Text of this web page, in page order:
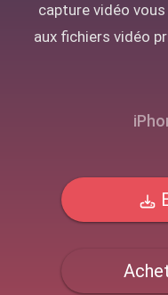
capture vidéo
aux fichiers vidéo